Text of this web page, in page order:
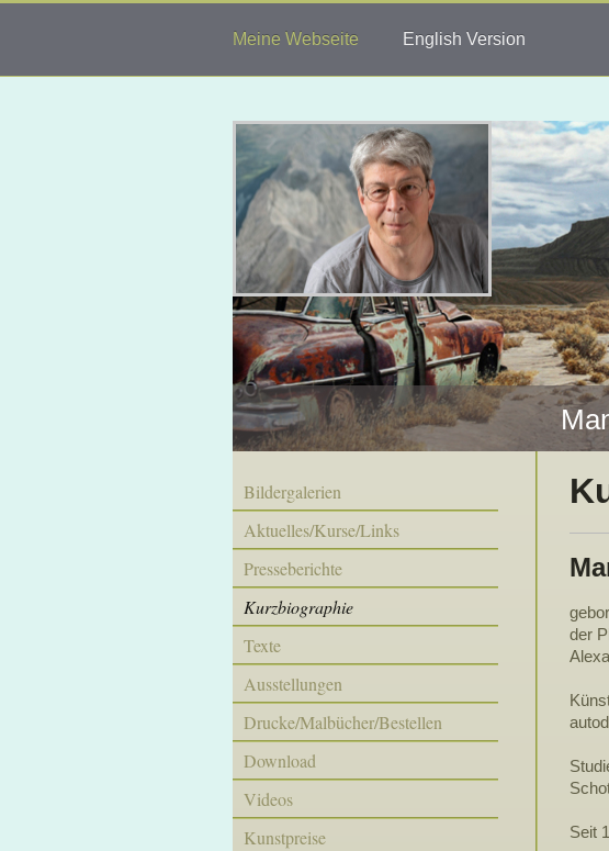
Meine Webseite English Version
der
Seit
Bildergalerien
Aktuelles/Kurse/Links
Presseberichte
Kurzbiographie
Texte
Ausstellungen
Drucke/Malbücher/Bestellen
Download
Videos
Kunstpreise